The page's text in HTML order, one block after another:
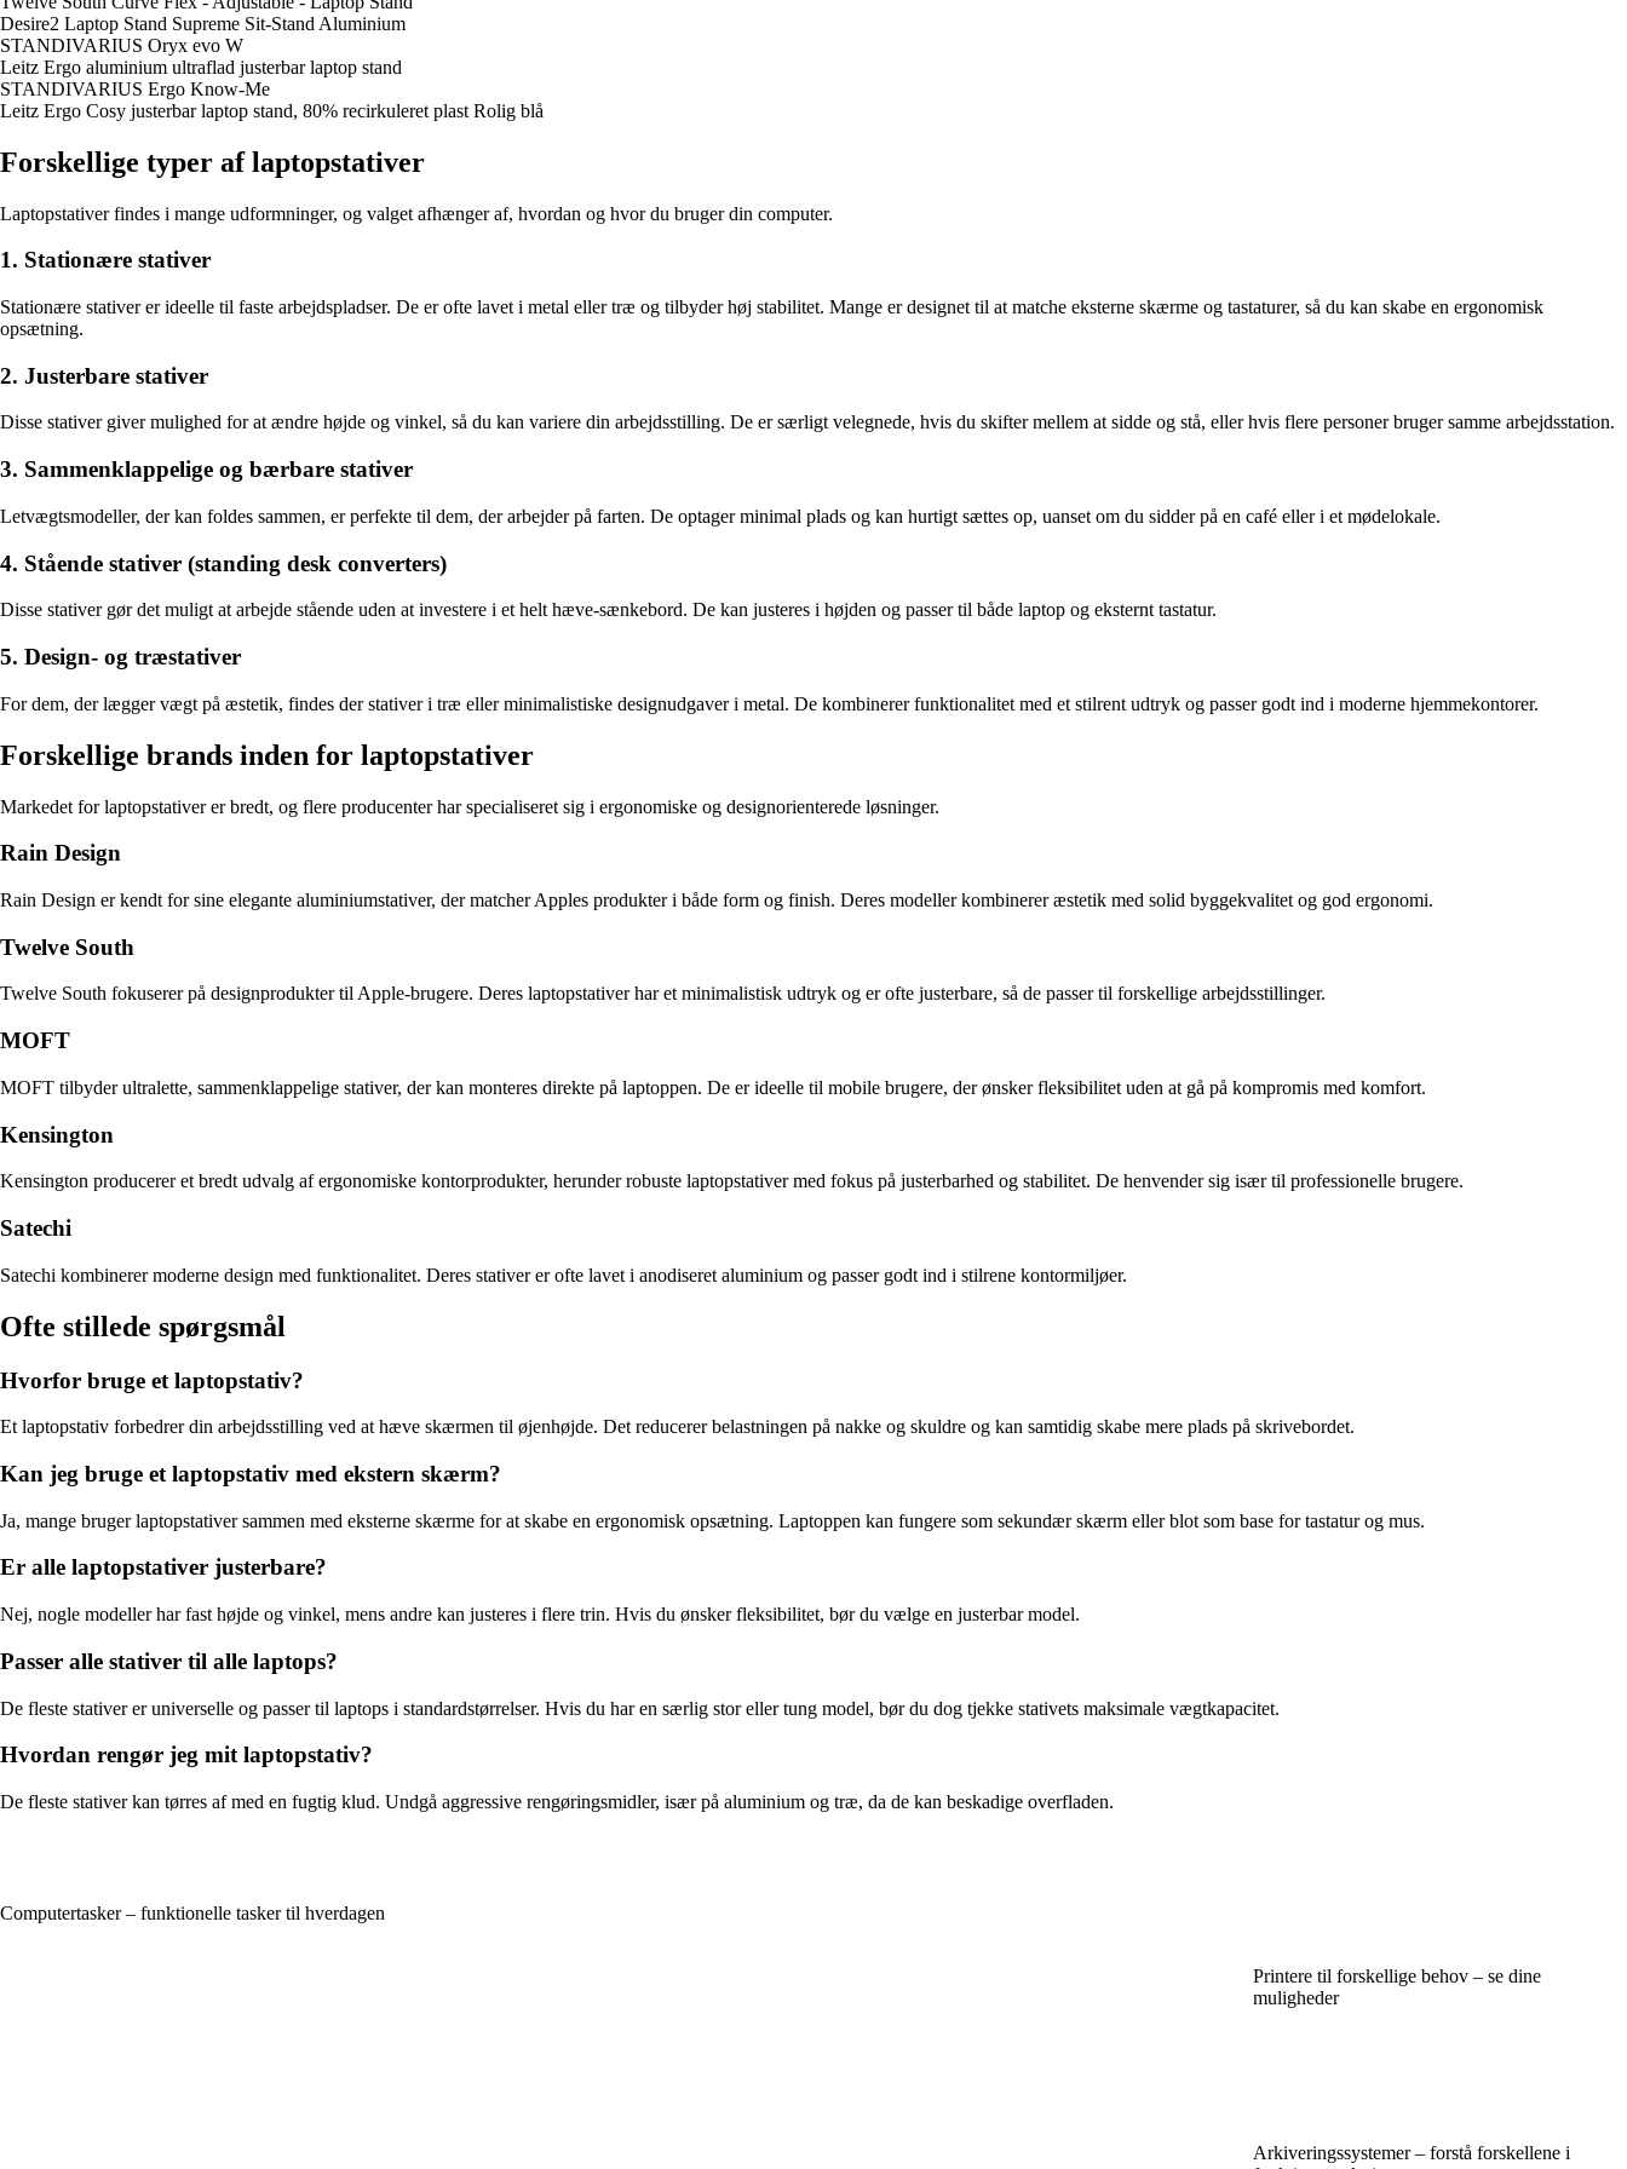
Desire2 Laptop Stand Supreme Sit-Stand Aluminium
STANDIVARIUS Oryx evo W
Leitz Ergo aluminium ultraflad justerbar laptop stand
STANDIVARIUS Ergo Know-Me
Leitz Ergo Cosy justerbar laptop stand, 80% recirkuleret plast Rolig blå
Forskellige typer af laptopstativer
Laptopstativer findes i mange udformninger, og valget afhænger af, hvordan og hvor du bruger din computer.
1. Stationære stativer
Stationære stativer er ideelle til faste arbejdspladser. De er ofte lavet i metal eller træ og tilbyder høj stabilitet. Mange er designet til at matche eksterne skærme og tastaturer, så du kan skabe en ergonomisk
opsætning.
2. Justerbare stativer
Disse stativer giver mulighed for at ændre højde og vinkel, så du kan variere din arbejdsstilling. De er særligt velegnede, hvis du skifter mellem at sidde og stå, eller hvis flere personer bruger samme arbejdsstation.
3. Sammenklappelige og bærbare stativer
Letvægtsmodeller, der kan foldes sammen, er perfekte til dem, der arbejder på farten. De optager minimal plads og kan hurtigt sættes op, uanset om du sidder på en café eller i et mødelokale.
4. Stående stativer (standing desk converters)
Disse stativer gør det muligt at arbejde stående uden at investere i et helt hæve-sænkebord. De kan justeres i højden og passer til både laptop og eksternt tastatur.
5. Design- og træstativer
For dem, der lægger vægt på æstetik, findes der stativer i træ eller minimalistiske designudgaver i metal. De kombinerer funktionalitet med et stilrent udtryk og passer godt ind i moderne hjemmekontorer.
Forskellige brands inden for laptopstativer
Markedet for laptopstativer er bredt, og flere producenter har specialiseret sig i ergonomiske og designorienterede løsninger.
Rain Design
Rain Design er kendt for sine elegante aluminiumstativer, der matcher Apples produkter i både form og finish. Deres modeller kombinerer æstetik med solid byggekvalitet og god ergonomi.
Twelve South
Twelve South fokuserer på designprodukter til Apple-brugere. Deres laptopstativer har et minimalistisk udtryk og er ofte justerbare, så de passer til forskellige arbejdsstillinger.
MOFT
MOFT tilbyder ultralette, sammenklappelige stativer, der kan monteres direkte på laptoppen. De er ideelle til mobile brugere, der ønsker fleksibilitet uden at gå på kompromis med komfort.
Kensington
Kensington producerer et bredt udvalg af ergonomiske kontorprodukter, herunder robuste laptopstativer med fokus på justerbarhed og stabilitet. De henvender sig især til professionelle brugere.
Satechi
Satechi kombinerer moderne design med funktionalitet. Deres stativer er ofte lavet i anodiseret aluminium og passer godt ind i stilrene kontormiljøer.
Ofte stillede spørgsmål
Hvorfor bruge et laptopstativ?
Et laptopstativ forbedrer din arbejdsstilling ved at hæve skærmen til øjenhøjde. Det reducerer belastningen på nakke og skuldre og kan samtidig skabe mere plads på skrivebordet.
Kan jeg bruge et laptopstativ med ekstern skærm?
Ja, mange bruger laptopstativer sammen med eksterne skærme for at skabe en ergonomisk opsætning. Laptoppen kan fungere som sekundær skærm eller blot som base for tastatur og mus.
Er alle laptopstativer justerbare?
Nej, nogle modeller har fast højde og vinkel, mens andre kan justeres i flere trin. Hvis du ønsker fleksibilitet, bør du vælge en justerbar model.
Passer alle stativer til alle laptops?
De fleste stativer er universelle og passer til laptops i standardstørrelser. Hvis du har en særlig stor eller tung model, bør du dog tjekke stativets maksimale vægtkapacitet.
Hvordan rengør jeg mit laptopstativ?
De fleste stativer kan tørres af med en fugtig klud. Undgå aggressive rengøringsmidler, især på aluminium og træ, da de kan beskadige overfladen.
Computertasker – funktionelle tasker til hverdagen
Printere til forskellige behov – se dine
muligheder
Arkiveringssystemer – forstå forskellene i